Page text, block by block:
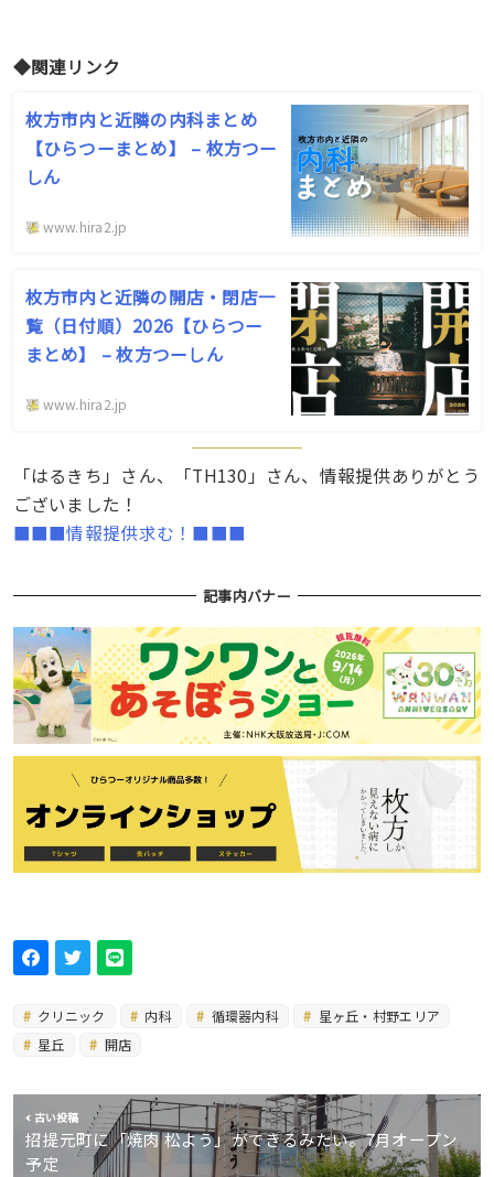
◆関連リンク
枚方市内と近隣の内科まとめ
【ひらつーまとめ】 – 枚方つー
しん
www.hira2.jp
枚方市内と近隣の開店・閉店一
覧（日付順）2026【ひらつー
まとめ】 – 枚方つーしん
www.hira2.jp
「はるきち」さん、「TH130」さん、情報提供ありがとう
ございました！
■■■情報提供求む！■■■
記事内バナー
クリニック 内科 循環器内科
星ヶ丘・村野エリア
星丘
開店
古い投稿
招提元町に「焼肉 松よう」ができるみたい。7月オープン
予定